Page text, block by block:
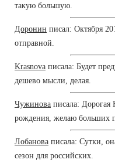
такую большую.
Доронин писал: Октября
отправной.
Krasnova писала: Будет
дешево мысли, делая.
Чужинова писала: Дорогая
рождения, желаю больших
Лобанова писала: Сутки,
сезон для российских.